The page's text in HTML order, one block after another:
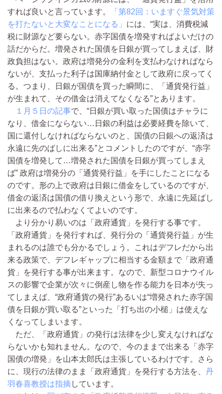
すれば良いと言っています。
「第82回：いますぐ景気対策
を打たないと大変なことになる」 には、“実は、消費税減
税に財源など要らない。赤字国債を増発すればよいだけの
話だからだ。増発された国債を日銀が買ってしまえば、財
政負担はない。政府は増発分の金利を支払わなければなら
ないが、支払った利子は国庫納付金として政府に戻ってく
る。つまり、日銀が国債を買った瞬間に、「通貨発行益」
が生まれて、その借金は消えてなくなる”とあります。
１月５日の記事で、“日銀が買い取った国債はチャラに
なり、借金にならない…日銀の利益は必要経費を除いて、
国に還付しなければならないのと、国債の日銀への返済は
永遠に先のばしに出来る”とコメントしたのですが、“赤字
国債を増発して…増発された国債を日銀が買ってしまえ
ば” 政府は増発分の「通貨発行益」を手にしたことになる
のです。形の上で政府は日銀に借金をしているのですが、
借金の返済は国債の借り換えという形で、永遠に先延ばし
に出来るので払わなくてよいのです。
より分かり易いのは「政府通貨」を発行する事です。
「政府通貨」を発行すれば、発行分の「通貨発行益」が生
まれるのは誰でも分かるでしょう。これはデフレだから出
来る政策で、デフレギャップに相当する金額まで「政府通
貨」を発行する事が出来ます。なので、新型コロナウイル
スの影響で企業が次々に倒産し物を作る能力を日本が失っ
てしまえば、“政府通貨の発行”あるいは“増発された赤字国
債を日銀が買い取る”といった「打ち出の小槌」は使えな
くなってしまいます。
ただ、「政府通貨」の発行は法律を少し変えなければな
らないかも知れません。なので、今のままで出来る「赤字
国債の増発」を山本太郎氏は主張しているわけです。さら
に、現行の法律のまま「政府通貨」を発行する方法を、 丹
羽春喜教授は指摘しています。